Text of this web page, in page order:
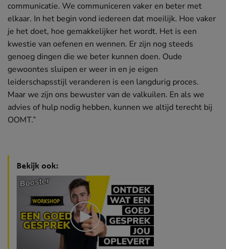
communicatie. We communiceren vaker en beter met
elkaar. In het begin vond iedereen dat moeilijk. Hoe vaker
je het doet, hoe gemakkelijker het wordt. Het is een
kwestie van oefenen en wennen. Er zijn nog steeds
genoeg dingen die we beter kunnen doen. Oude
gewoontes sluipen er weer in en je eigen
leiderschapsstijl veranderen is een langdurig proces.
Maar we zijn ons bewuster van de valkuilen. En als we
advies of hulp nodig hebben, kunnen we altijd terecht bij
OOMT.”
Bekijk ook: